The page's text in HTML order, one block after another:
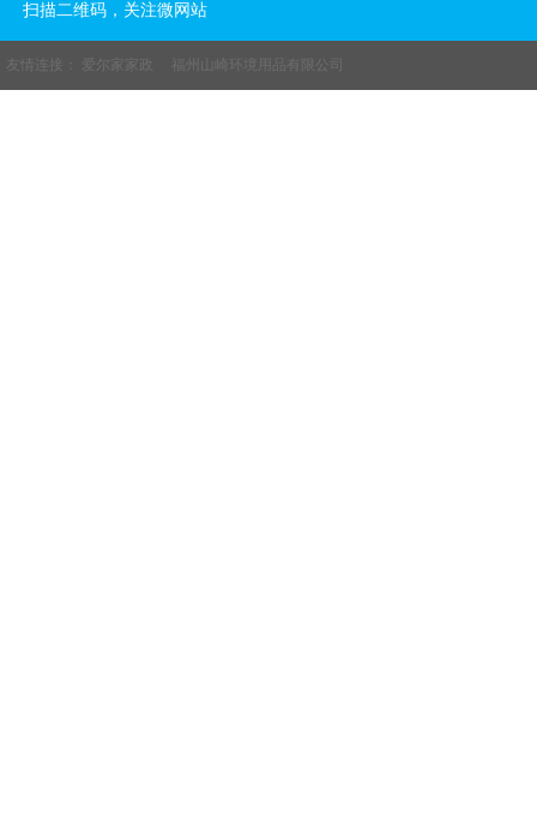
扫描二维码，关注微网站
友情连接： 爱尔家家政 福州山崎环境用品有限公司